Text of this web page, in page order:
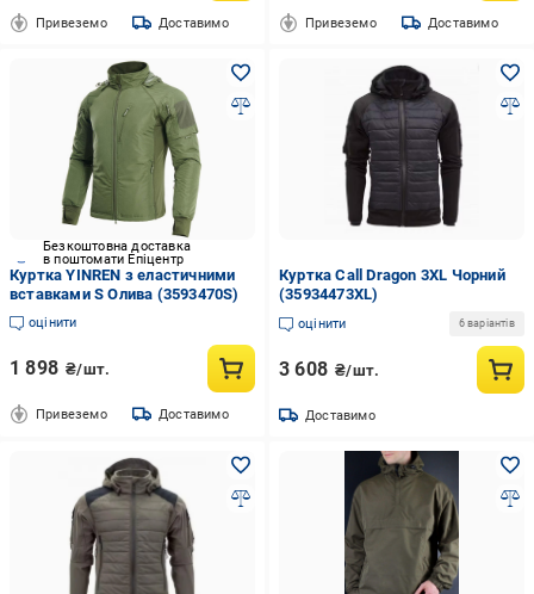
Привеземо Доставимо Привеземо Доставимо
Безкоштовна доставка
в поштомати Епіцентр
Куртка YINREN з еластичними
вставками S Олива (3593470S)
оцінити
1 898 ₴/шт.
Привеземо Доставимо
Куртка Call Dragon 3XL Чорний
(35934473XL)
оцінити 6 варіантів
3 608 ₴/шт.
Доставимо